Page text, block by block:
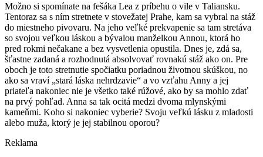
Možno si spomínate na fešáka Lea z príbehu o vile v Taliansku.
Tentoraz sa s ním stretnete v stovežatej Prahe, kam sa vybral na stáž
do miestneho pivovaru. Na jeho veľké prekvapenie sa tam stretáva
so svojou veľkou láskou a bývalou manželkou Annou, ktorá ho
pred rokmi nečakane a bez vysvetlenia opustila. Dnes je, zdá sa,
šťastne zadaná a rozhodnutá absolvovať rovnakú stáž ako on. Pre
oboch je toto stretnutie spočiatku poriadnou životnou skúškou, no
ako sa vraví „stará láska nehrdzavie“ a vo vzťahu Anny a jej
priateľa nakoniec nie je všetko také rúžové, ako by sa mohlo zdať
na prvý pohľad. Anna sa tak ocitá medzi dvoma mlynskými
kameňmi. Koho si nakoniec vyberie? Svoju veľkú lásku z mladosti
alebo muža, ktorý je jej stabilnou oporou?
Reklama